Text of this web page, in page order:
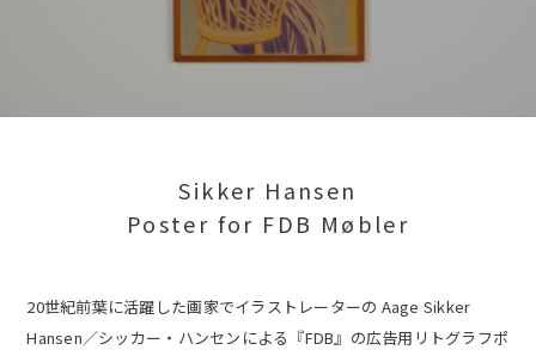
Sikker Hansen
Poster for FDB Møbler
20世紀前葉に活躍した画家でイラストレーターの Aage Sikker
Hansen／シッカー・ハンセンによる『FDB』の広告用リトグラフポ